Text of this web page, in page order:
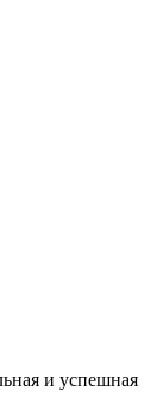
и успешная